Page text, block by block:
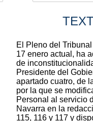
El Pleno del
17 enero actual, ha
de
Presidente del
apartado cuatro, de
por la que se
Personal al servicio
Navarra en la
115, 116 y 117 y